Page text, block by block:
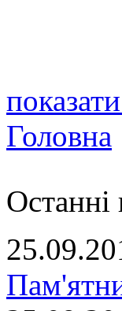
Головна
Останні